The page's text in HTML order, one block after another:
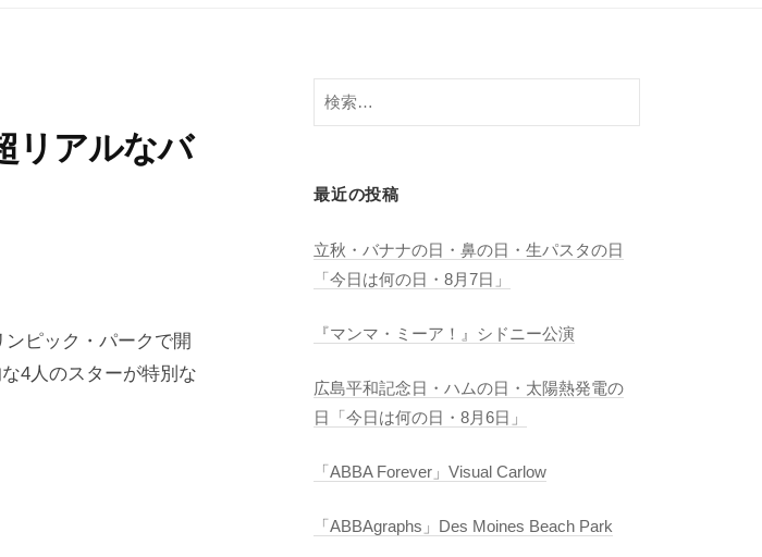
リアルなバ
ンピック・パークで開
4人のスターが特別な
検
索:
最近の投稿
立秋・バナナの日・鼻の日・生パスタの日
「今日は何の日・8月7日」
『マンマ・ミーア！』シドニー公演
広島平和記念日・ハムの日・太陽熱発電の
日「今日は何の日・8月6日」
「ABBA Forever」Visual Carlow
「ABBAgraphs」Des Moines Beach Park